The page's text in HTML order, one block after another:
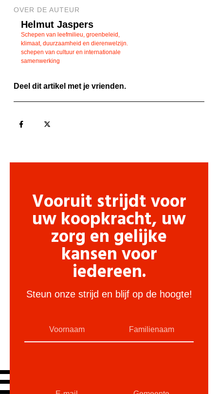
OVER DE AUTEUR
Helmut Jaspers
Schepen van leefmilieu, groenbeleid,
klimaat, duurzaamheid en dierenwelzijn.
schepen van cultuur en internationale
samenwerking
Deel dit artikel met je vrienden.
Vooruit strijdt voor
uw koopkracht, uw
zorg en gelijke
kansen voor
iedereen.
Steun onze strijd en blijf op de hoogte!